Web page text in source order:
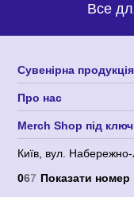
Все
Сувенірна продукція
Про нас
Merch Shop під ключ
Київ, вул.
067 Показати номер